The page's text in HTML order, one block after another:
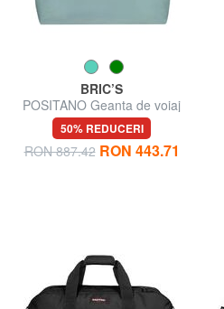
BRIC’S
POSITANO Geanta de voiaj
50% REDUCERI
RON 887.42 RON 443.71